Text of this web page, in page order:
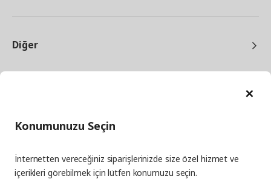
Diğer
facebooktwitterinstagrampinterest
linkedin
Konumunuzu Seçin
İnternetten vereceğiniz siparişlerinizde size özel hizmet ve
içerikleri görebilmek için lütfen konumuzu seçin.